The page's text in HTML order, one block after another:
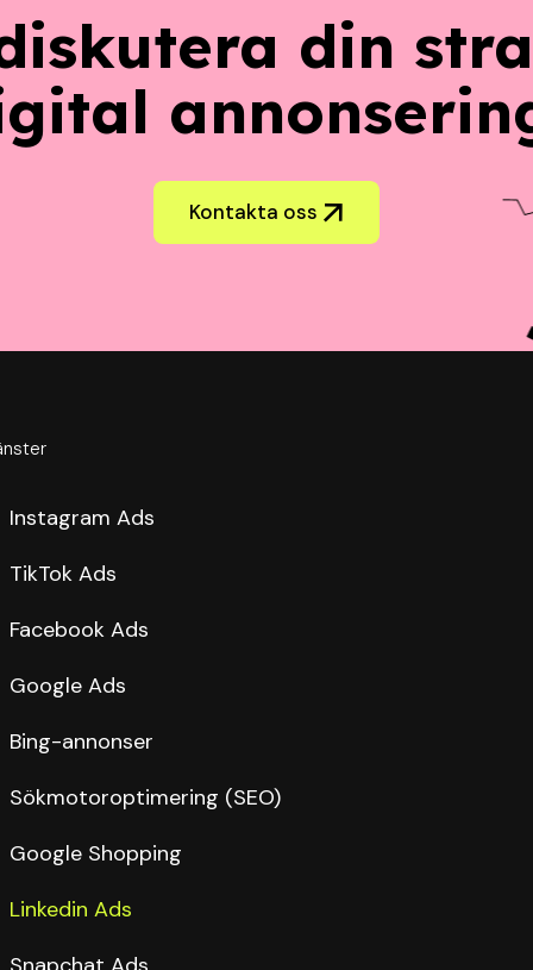
din
Kontakta oss
Instagram Ads
TikTok Ads
Facebook Ads
Google Ads
Bing-annonser
Sökmotoroptimering (SEO)
Google Shopping
Linkedin Ads